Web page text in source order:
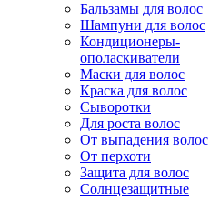
Бальзамы для волос
Шампуни для волос
Кондиционеры-
ополаскиватели
Маски для волос
Краска для волос
Сыворотки
Для роста волос
От выпадения волос
От перхоти
Защита для волос
Солнцезащитные